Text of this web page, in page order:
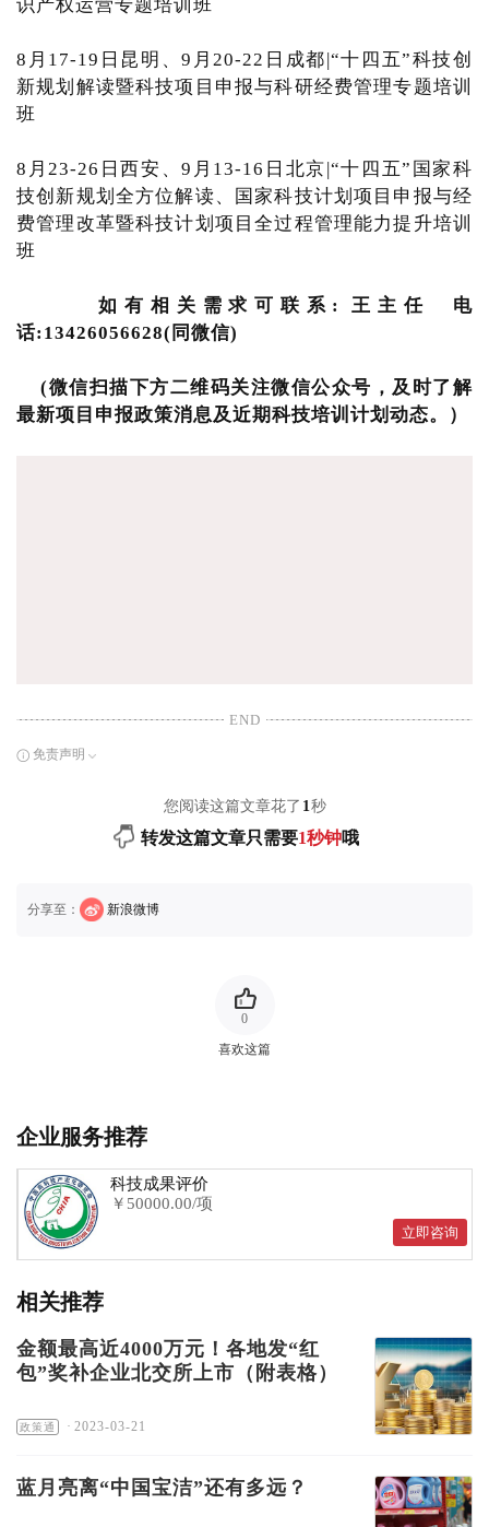
识产权运营专题培训班
8月17-19日昆明、9月20-22日成都|“十四五”科技创
新规划解读暨科技项目申报与科研经费管理专题培训
班
8月23-26日西安、9月13-16日北京|“十四五”国家科
技创新规划全方位解读、国家科技计划项目申报与经
费管理改革暨科技计划项目全过程管理能力提升培训
班
如有相关需求可联系: 王主任 电
话:13426056628(同微信)
(微信扫描下方二维码关注微信公众号，及时了解
最新项目申报政策消息及近期科技培训计划动态。）
END
免责声明
您阅读这篇文章花了 1秒
转发这篇文章只需要1秒钟哦
分享至： 新浪微博
喜欢这篇
0
企业服务推荐
科技成果评价
￥50000.00/项
立即咨询
相关推荐
金额最高近4000万元！各地发“红
包”奖补企业北交所上市（附表格）
政策通 · 2023-03-21
蓝月亮离“中国宝洁”还有多远？